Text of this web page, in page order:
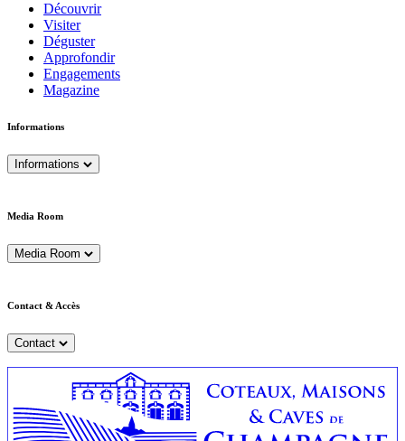
Découvrir
Visiter
Déguster
Approfondir
Engagements
Magazine
Informations
Informations
Media Room
Media Room
Contact & Accès
Contact